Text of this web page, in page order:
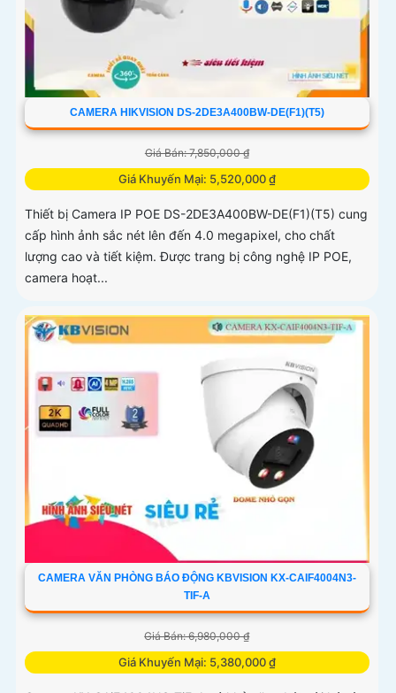
CAMERA HIKVISION DS-2DE3A400BW-DE(F1)(T5)
Giá Bán: 7,850,000 ₫
Giá Khuyến Mại: 5,520,000 ₫
Thiết bị Camera IP POE DS-2DE3A400BW-DE(F1)(T5) cung
cấp hình ảnh sắc nét lên đến 4.0 megapixel, cho chất
lượng cao và tiết kiệm. Được trang bị công nghệ IP POE,
camera hoạt...
CAMERA VĂN PHÒNG BÁO ĐỘNG KBVISION KX-CAIF4004N3-
TIF-A
Giá Bán: 6,980,000 ₫
Giá Khuyến Mại: 5,380,000 ₫